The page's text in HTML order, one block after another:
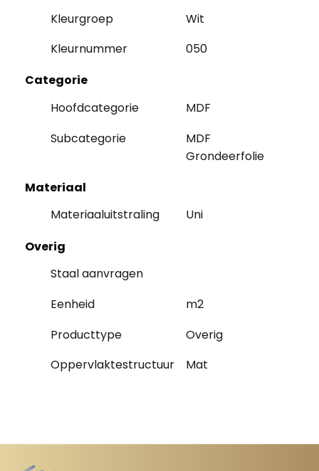
Kleurgroep
Wit
Kleurnummer
050
Categorie
Hoofdcategorie
MDF
Subcategorie
MDF
Grondeerfolie
Materiaal
Materiaaluitstraling
Uni
Overig
Staal aanvragen
Eenheid
m2
Producttype
Overig
Oppervlaktestructuur
Mat